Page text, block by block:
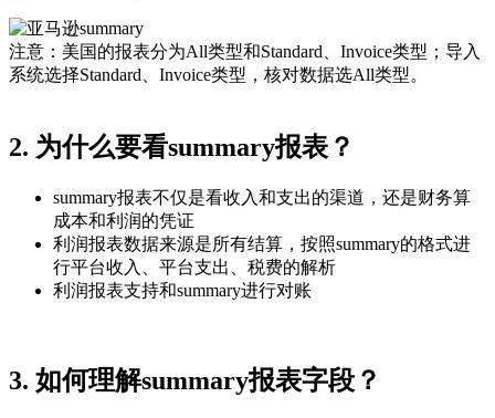
注意：美国的报表分为All类型和Standard、Invoice类型；导入
系统选择Standard、Invoice类型，核对数据选All类型。
2. 为什么要看summary报表？
summary报表不仅是看收入和支出的渠道，还是财务算
成本和利润的凭证
利润报表数据来源是所有结算，按照summary的格式进
行平台收入、平台支出、税费的解析
利润报表支持和summary进行对账
3. 如何理解summary报表字段？